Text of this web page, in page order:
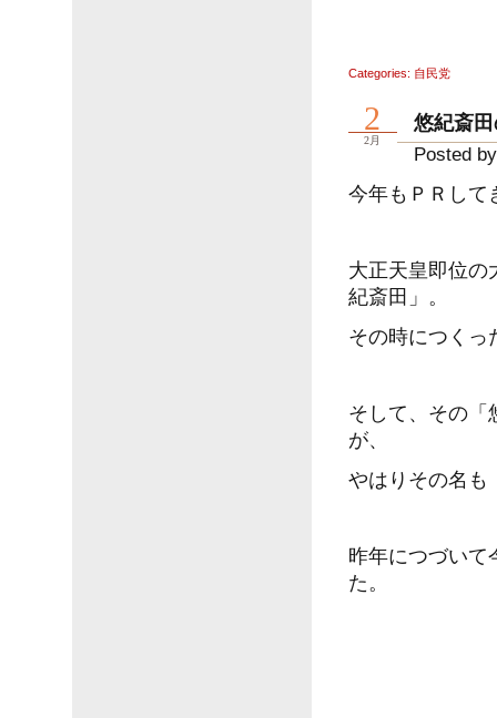
Categories: 自民党
悠紀斎
Posted
今年もＰＲして
大正天皇即位の
紀斎田」。
その時につくっ
そして、その「
が、
やはりその名も
昨年につづいて
た。
2
2月